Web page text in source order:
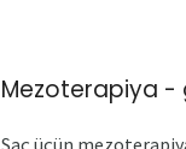
Mezoterapiya -
Saç üçün